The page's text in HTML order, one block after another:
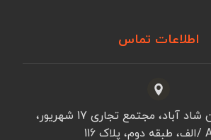
اطلاعات تماس
تهران، بازار آهن شاد آباد، مجتمع تجاری 17 شهریور،